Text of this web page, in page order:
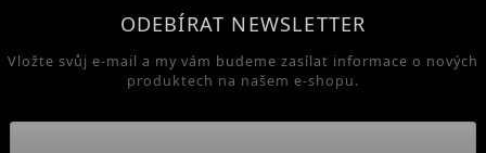
ODEBÍRAT NEWSLETTER
Vložte svůj e-mail a my vám budeme zasílat informace o nových
produktech na našem e-shopu.